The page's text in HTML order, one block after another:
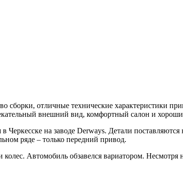
сборки, отличные технические характеристики
внешний вид, комфортный салон и
Черкесске на заводе Derways. Детали
ряде – только передний привод.
Автомобиль обзавелся вариатором.